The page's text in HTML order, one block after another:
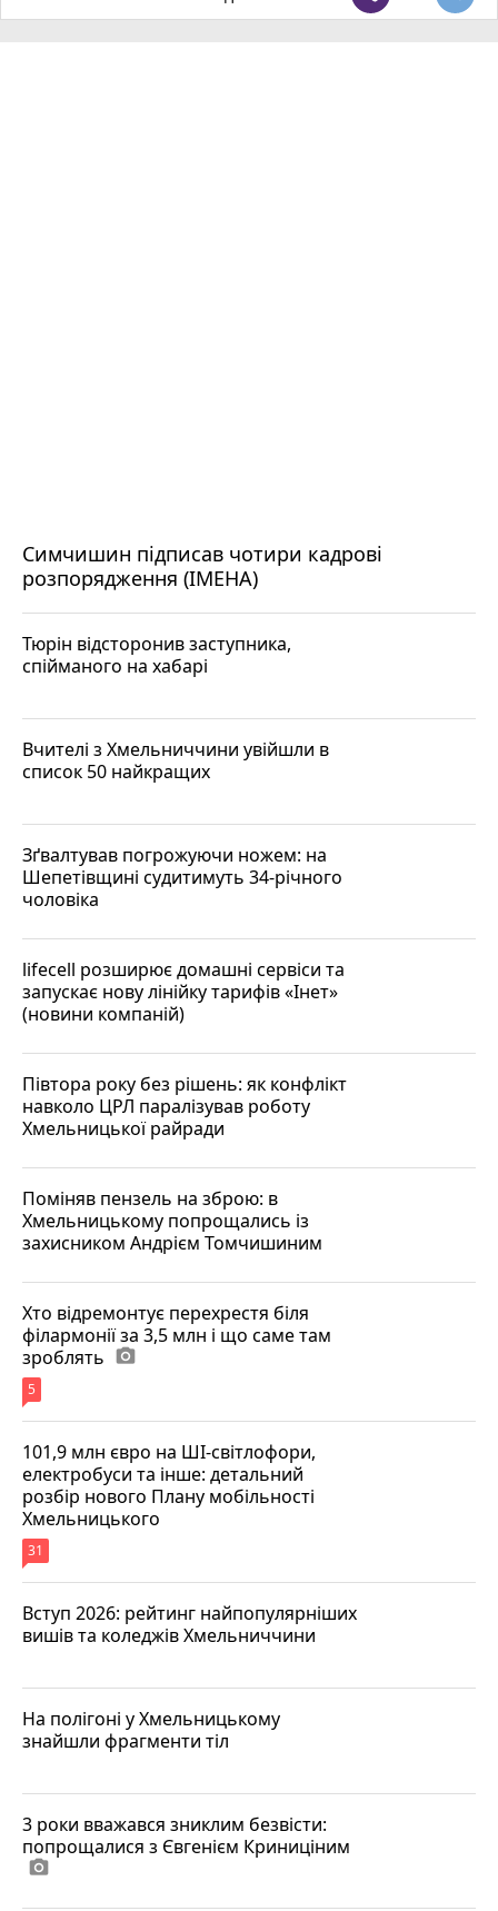
Симчишин підписав чотири кадрові
розпорядження (ІМЕНА)
Тюрін відсторонив заступника,
спійманого на хабарі
Вчителі з Хмельниччини увійшли в
список 50 найкращих
Зґвалтував погрожуючи ножем: на
Шепетівщині судитимуть 34-річного
чоловіка
lifecell розширює домашні сервіси та
запускає нову лінійку тарифів «Інет»
(новини компаній)
Півтора року без рішень: як конфлікт
навколо ЦРЛ паралізував роботу
Хмельницької райради
Поміняв пензель на зброю: в
Хмельницькому попрощались із
захисником Андрієм Томчишиним
Хто відремонтує перехрестя біля
філармонії за 3,5 млн і що саме там
зроблять photo_camera
5
101,9 млн євро на ШІ-світлофори,
електробуси та інше: детальний
розбір нового Плану мобільності
Хмельницького
31
Вступ 2026: рейтинг найпопулярніших
вишів та коледжів Хмельниччини
На полігоні у Хмельницькому
знайшли фрагменти тіл
3 роки вважався зниклим безвісти:
попрощалися з Євгенієм Криниціним
photo_camera